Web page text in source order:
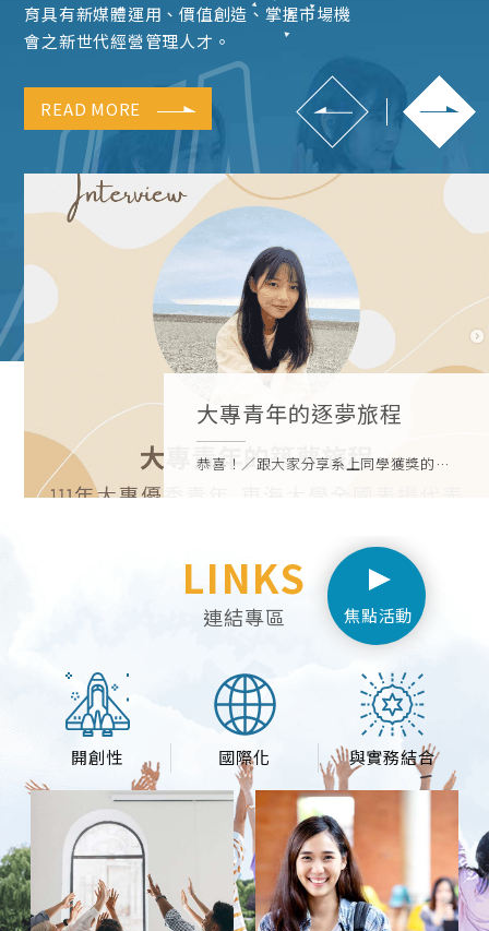
育具有新媒體運用、價值創造、掌握市場機
會之新世代經營管理人才。
READ MORE
大專青年的逐夢旅程
恭喜！／跟大家分享系上同學獲獎的好
東海大學全國表揚代表▪️◾️◼️一起來看看
學姐的獲獎心得以及她豐富的經歷吧-獎
項的目的這個獎項是救國團希望可以表
揚並鼓勵優秀青年，鼓勵大家利用自身
會盡一分心力。什麼資格可以申請遴選
的標準有以下四點：擔任社團幹部熱心
公益辦理愛鄉愛國愛校活動研究學術只
要有以上的經歷都可以申請，申請時會
選擇對應的類別，學校會依照學生總數
選出對應的推薦人數，會在這些人中篩
選出本校的第一、二名，分別代表學校
參加全國及縣市的青年節表揚大會，回
到東海會再另外舉辦一次表揚典禮，所
有入選的人會一同進行表揚。通常申請
的人都有較豐富的經歷，甚至有些人會
焦點活動
LINKS
連結專區
開創性 國際化 與實務結合